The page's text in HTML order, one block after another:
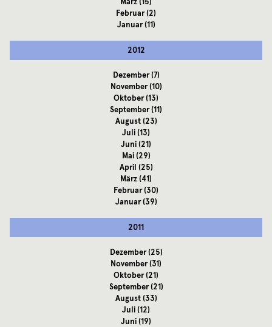
Februar(2)
Januar(11)
2012
Dezember(7)
November(10)
Oktober(13)
September(11)
August(23)
Juli(13)
Juni(21)
Mai(29)
April (25)
März(41)
Februar(30)
Januar(39)
2011
Dezember(25)
November(31)
Oktober(21)
September(21)
August(33)
Juli(12)
Juni(19)